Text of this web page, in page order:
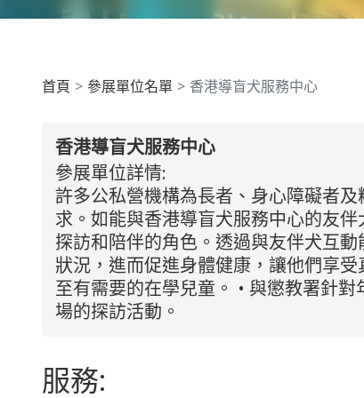
首頁 參展單位名單 香港導盲犬服務中心
香港導盲犬服務中心
參展單位詳情:
許多公私營機構為長者、身心障礙者
求。如能與香港導盲犬服務中心的友
探訪和陪伴的角色。透過與友伴犬互
狀況，進而促進身體健康，讓他們享
至有需要的在學兒童。 • 與懲教署針
場的探訪活動。
服務: